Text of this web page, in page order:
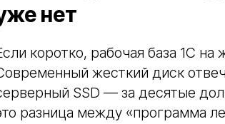
нет
коротко, рабочая база 1С
жесткий диск
SSD — за десятые
разница между «программа